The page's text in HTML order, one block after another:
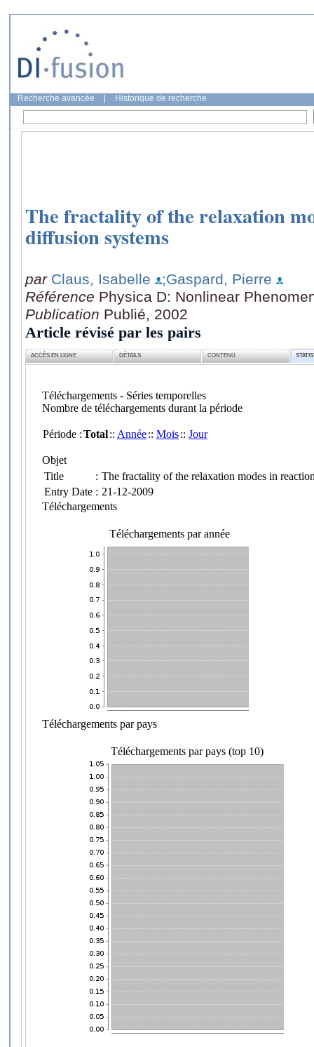
Recherche avancée Historique de recherche
The fractality of the relaxation
diffusion systems
par Claus, Isabelle
;Gaspard, Pierre
Référence Physica D: Nonlinear
Publication Publié, 2002
Article révisé par les pairs
ACCÈS EN LIGNE DÉTAILS CONTENU